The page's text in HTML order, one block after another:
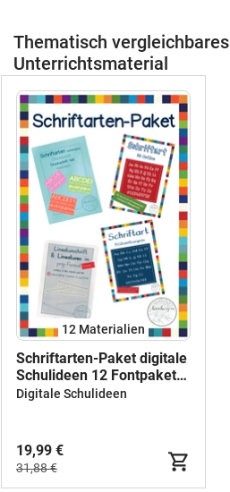
Thematisch vergleichbares
Unterrichtsmaterial
12 Materialien
Schriftarten-Paket digitale
Schulideen 12 Fontpakete
zur kommerziellen
Digitale Schulideen
19,99 €
31,88 €